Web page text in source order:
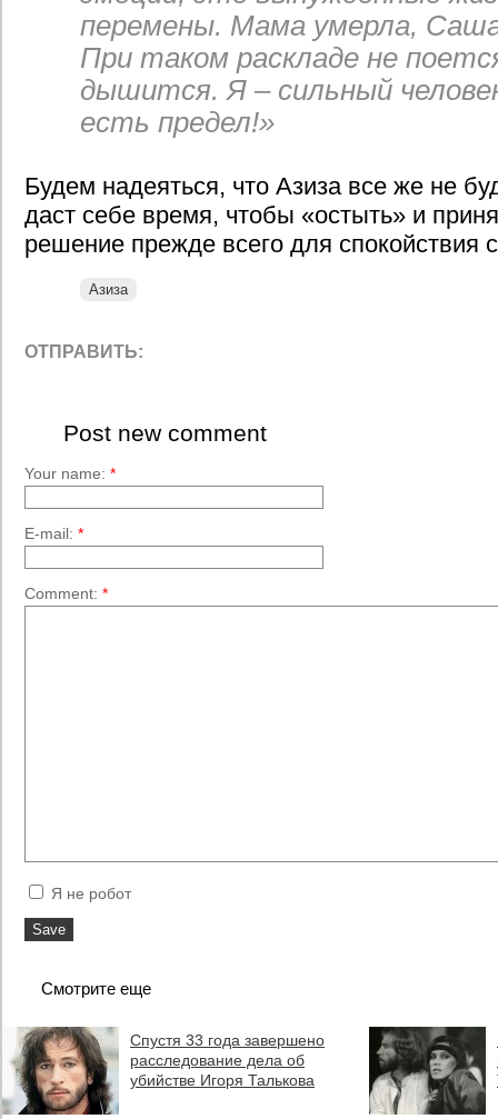
перемены. Мама умерла,
При таком раскладе не
дышится. Я – сильный
есть предел!»
Будем надеяться, что Азиза все же не
даст себе время, чтобы «остыть» и
решение прежде всего для спокойствия
Азиза
ОТПРАВИТЬ:
Post new comment
Your name: *
E-mail: *
Comment: *
Я не робот
Смотрите еще
Спустя 33 года завершено
расследование дела об
убийстве Игоря Талькова